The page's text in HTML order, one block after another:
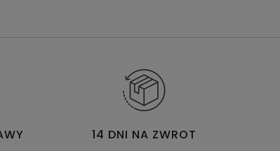
14 DNI NA ZWROT